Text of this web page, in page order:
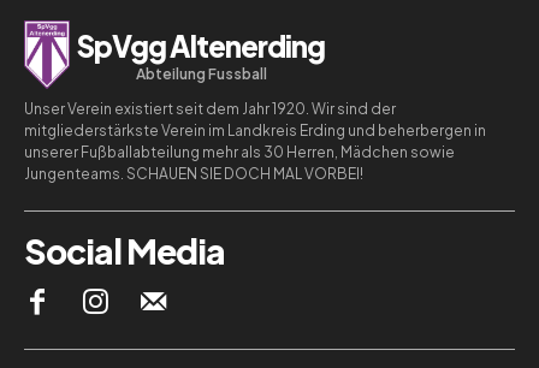
SpVgg Altenerding
Abteilung Fussball
Unser Verein existiert seit dem Jahr 1920. Wir sind der
mitgliederstärkste Verein im Landkreis Erding und beherbergen in
unserer Fußballabteilung mehr als 30 Herren, Mädchen sowie
Jungenteams. SCHAUEN SIE DOCH MAL VORBEI!
Social Media